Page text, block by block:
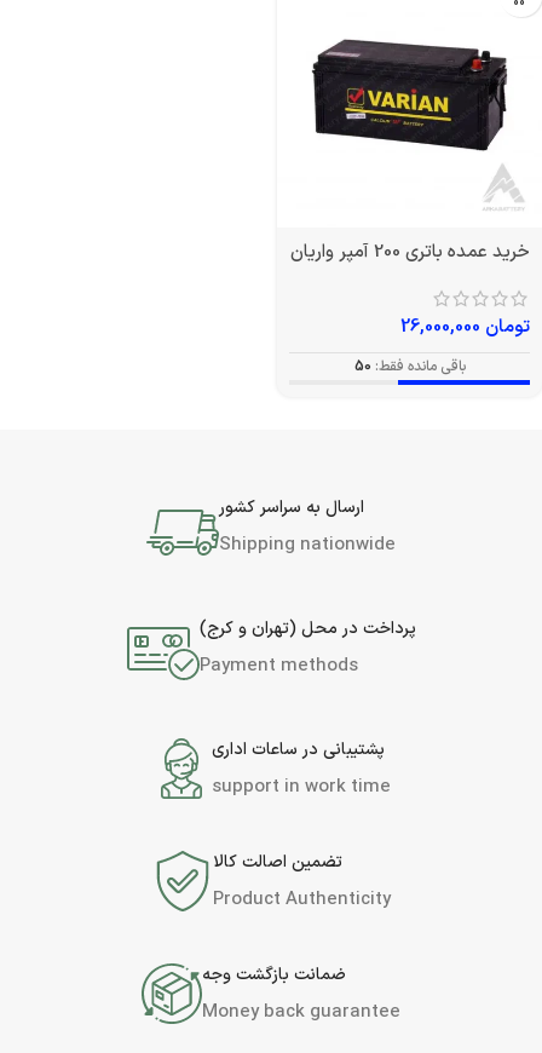
خرید عمده باتری 200 آمپر واریان
تومان
باقی مانده فقط: 50
ارسال به سراسر کشور
Shipping nationwide
پرداخت در محل (تهران و کرج)
Payment methods
پشتیبانی در ساعات اداری
support in work time
تضمین اصالت کالا
Product Authenticity
ضمانت بازگشت وجه
Money back guarantee